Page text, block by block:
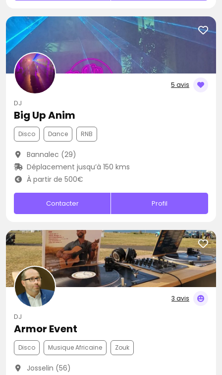
5 avis
DJ
Big Up Anim
Disco Dance RNB
Bannalec (29)
Déplacement jusqu’à 150 kms
À partir de 500€
Contacter Profil
3 avis
DJ
Armor Event
Disco Musique Africaine Zouk
Josselin (56)